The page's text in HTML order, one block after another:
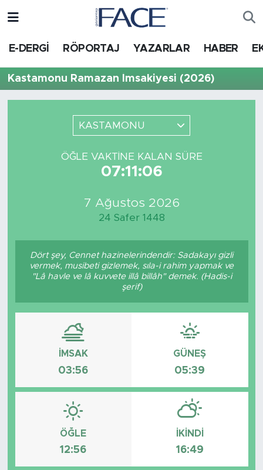
E-DERGİ RÖPORTAJ YAZARLAR HABER
Kastamonu Ramazan İmsakiyesi (2026)
KASTAMONU
ÖĞLE VAKTINE KALAN SÜRE
07:11:06
7 Ağustos 2026
24 Safer 1448
Dört şey, Cennet hazinelerindendir: Sadakayı gizli
vermek, musibeti gizlemek, sıla-i rahim yapmak ve
"Lâ havle ve lâ kuvvete illâ billâh" demek. (Hadis-i
şerif)
İMSAK
03:56
GÜNEŞ
05:39
ÖĞLE
12:56
İKINDI
16:49
HABER
Nöbetçi Eczaneler
Hava Durumu
Süper Lig Puan Durumu ve Fikstür
Tüm Manşetler